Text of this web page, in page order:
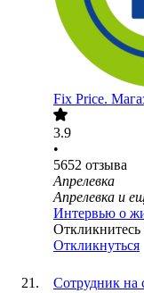
Fix Price.
3.9
•
5652 отзыва
Апрелевка
Апрелевка и
Интервью о
Откликнуться
Сотрудник на